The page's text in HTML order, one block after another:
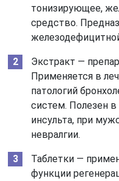
тонизирующее,
средство.
Экстракт —
Применяется в
патологий
систем. Полезен
инсульта, при
невралгии.
Таблетки —
функции